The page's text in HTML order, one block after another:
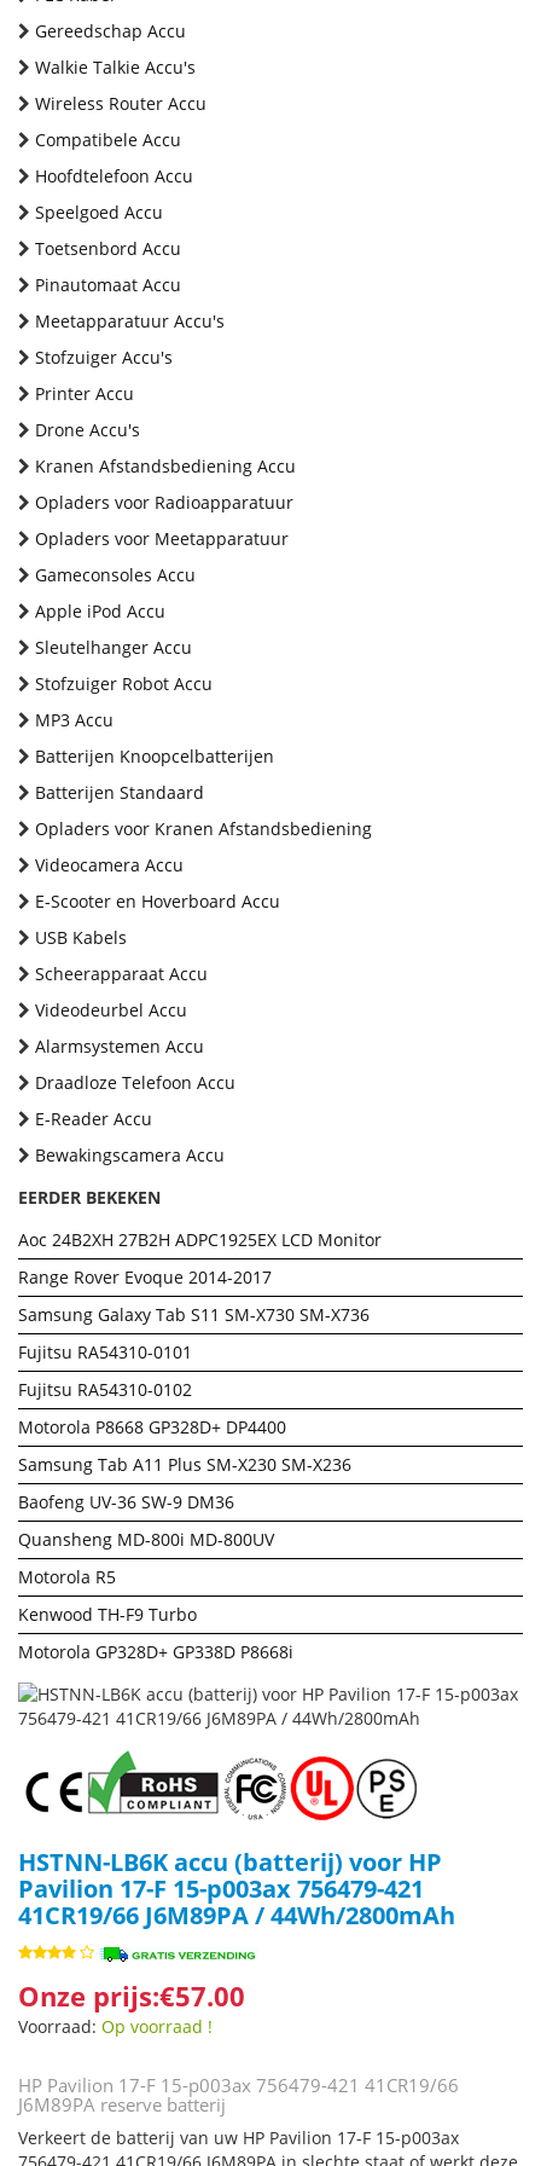
Gereedschap Accu
Walkie Talkie Accu's
Wireless Router Accu
Compatibele Accu
Hoofdtelefoon Accu
Speelgoed Accu
Toetsenbord Accu
Pinautomaat Accu
Meetapparatuur Accu's
Stofzuiger Accu's
Printer Accu
Drone Accu's
Kranen Afstandsbediening Accu
Opladers voor Radioapparatuur
Opladers voor Meetapparatuur
Gameconsoles Accu
Apple iPod Accu
Sleutelhanger Accu
Stofzuiger Robot Accu
MP3 Accu
Batterijen Knoopcelbatterijen
Batterijen Standaard
Opladers voor Kranen Afstandsbediening
Videocamera Accu
E-Scooter en Hoverboard Accu
USB Kabels
Scheerapparaat Accu
Videodeurbel Accu
Alarmsystemen Accu
Draadloze Telefoon Accu
E-Reader Accu
Bewakingscamera Accu
EERDER BEKEKEN
Aoc 24B2XH 27B2H ADPC1925EX LCD Monitor
Range Rover Evoque 2014-2017
Samsung Galaxy Tab S11 SM-X730 SM-X736
Fujitsu RA54310-0101
Fujitsu RA54310-0102
Motorola P8668 GP328D+ DP4400
Samsung Tab A11 Plus SM-X230 SM-X236
Baofeng UV-36 SW-9 DM36
Quansheng MD-800i MD-800UV
Motorola R5
Kenwood TH-F9 Turbo
Motorola GP328D+ GP338D P8668i
HSTNN-LB6K accu (batterij) voor HP
Pavilion 17-F 15-p003ax 756479-421
41CR19/66 J6M89PA / 44Wh/2800mAh
Onze prijs:€57.00
Voorraad: Op voorraad !
HP Pavilion 17-F 15-p003ax 756479-421 41CR19/66
J6M89PA reserve batterij
Verkeert de batterij van uw HP Pavilion 17-F 15-p003ax